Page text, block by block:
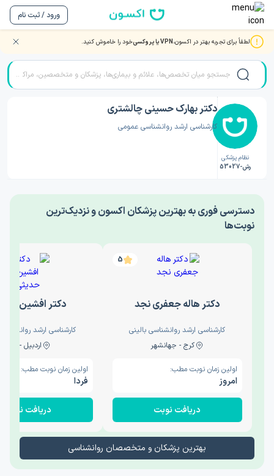
ورود / ثبت نام
لطفاً برای تجربه بهتر در اکسون،VPN یا پروکسی خود را خاموش کنید. صفحه اصلی/دکتر روانشناسی/دکتر بهارک حسینی چالشتری
نظام پزشکی
رش-53027
دکتر بهارک حسینی چالشتری
کارشناسی ارشد روانشناسی عمومی
‎دسترسی فوری به بهترین پزشکان اکسون و نزدیک‌ترین
نوبت‌ها
5
دکتر هاله جعفری نجد
کارشناسی ارشد روانشناسی بالینی
کرج - جهانشهر
اولین زمان نوبت مطب:
امروز
دریافت نوبت
دکتر افشین
کارشناسی ارشد
اردبیل - والی
اولین زمان نوبت مطب:
فردا
دریافت نوبت
بهترین پزشکان و متخصصان روانشناسی